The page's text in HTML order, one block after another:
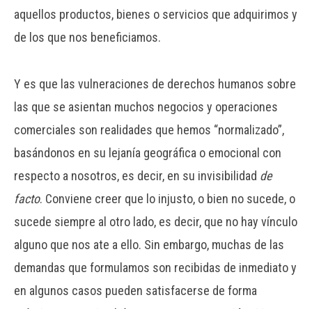
aquellos productos, bienes o servicios que adquirimos y
de los que nos beneficiamos.
Y es que las vulneraciones de derechos humanos sobre
las que se asientan muchos negocios y operaciones
comerciales son realidades que hemos “normalizado”,
basándonos en su lejanía geográfica o emocional con
respecto a nosotros, es decir, en su invisibilidad de
facto. Conviene creer que lo injusto, o bien no sucede, o
sucede siempre al otro lado, es decir, que no hay vínculo
alguno que nos ate a ello. Sin embargo, muchas de las
demandas que formulamos son recibidas de inmediato y
en algunos casos pueden satisfacerse de forma